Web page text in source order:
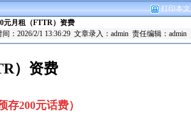
打印本文
元月租（FTTR）资费
：2026/2/1 13:36:29 文章录入：admin 责任编辑：admin
）资费
200元话费）